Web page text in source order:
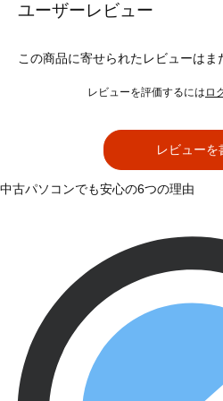
ユーザーレビュー
この商品に寄せられたレビューはま
レビューを評価するには ロ
レビューを
中古パソコンでも安心の6つの理由